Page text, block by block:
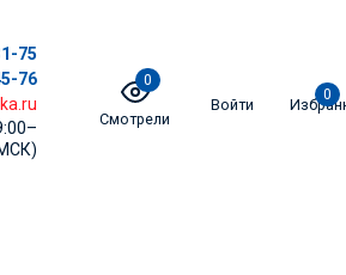
75
76
0
Смотрели
Войти
0